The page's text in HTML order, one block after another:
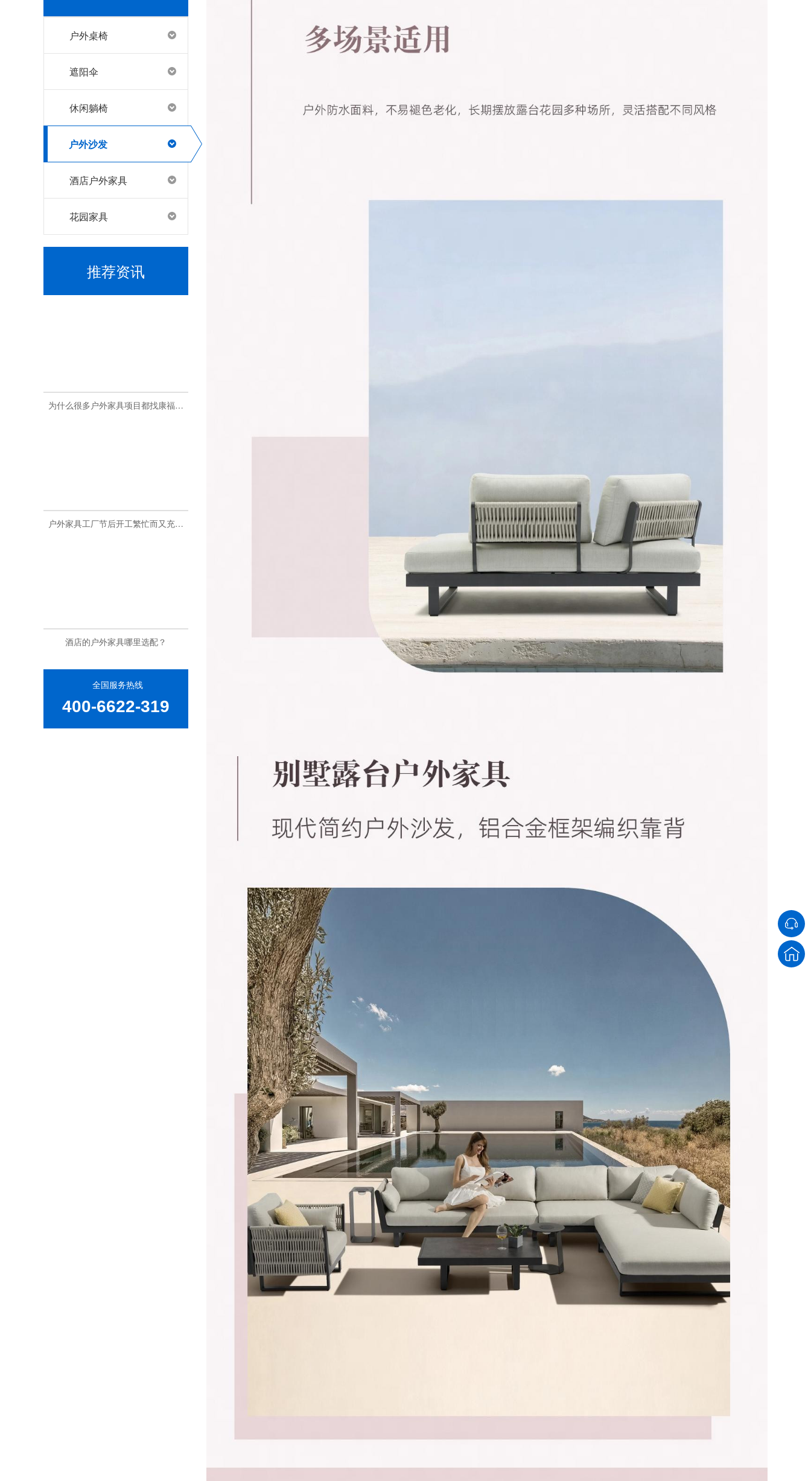
户外桌椅
遮阳伞
休闲躺椅
户外沙发
酒店户外家具
花园家具
推荐资讯
推荐一些源头户外家具工厂
找到户外家具工厂，康福特脱颖而出
全国服务热线
400-6622-319